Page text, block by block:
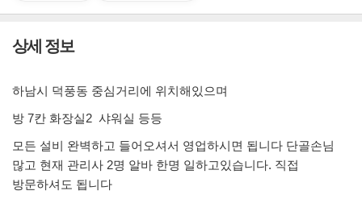
상세 정보
하남시 덕풍동 중심거리에 위치해있으며
방 7칸 화장실2 샤워실 등등
모든 설비 완벽하고 들어오셔서 영업하시면 됩니다 단골손님
많고 현재 관리사 2명 알바 한명 일하고있습니다. 직접
방문하셔도 됩니다